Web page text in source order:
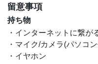
留意事項
持ち物
・インターネットに繋が
・マイク/カメラ(パソコ
・イヤホン